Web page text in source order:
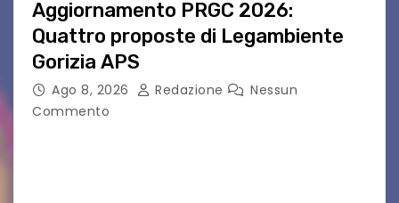
Aggiornamento PRGC 2026:
Quattro proposte di Legambiente
Gorizia APS
Ago 8, 2026 Redazione
Nessun
Commento